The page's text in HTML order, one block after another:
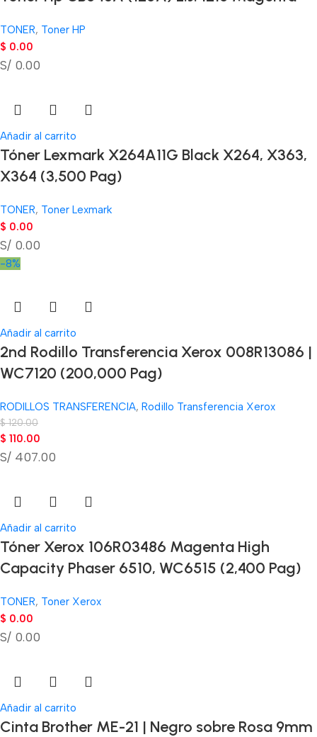
TONER, Toner HP
$ 0.00
S/ 0.00
Añadir al carrito
Tóner Lexmark X264A11G Black X264, X363,
X364 (3,500 Pag)
TONER, Toner Lexmark
$ 0.00
S/ 0.00
-8%
Añadir al carrito
2nd Rodillo Transferencia Xerox 008R13086 |
WC7120 (200,000 Pag)
RODILLOS TRANSFERENCIA, Rodillo Transferencia Xerox
$120.00
$ 110.00
S/ 407.00
Añadir al carrito
Tóner Xerox 106R03486 Magenta High
Capacity Phaser 6510, WC6515 (2,400 Pag)
TONER, Toner Xerox
$ 0.00
S/ 0.00
Añadir al carrito
Cinta Brother ME-21 | Negro sobre Rosa 9mm